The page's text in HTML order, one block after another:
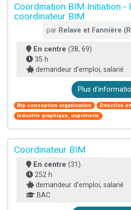
Coordination BIM Initiation -
coordinateur BIM
par Relave et Fannière
En centre (38, 69)
35 h
demandeur d’emploi, salarié
Plus
Btp conception organisation
Direction
Industrie graphique, imprimerie
Coordinateur BIM
En centre (31)
252 h
demandeur d’emploi, salarié
BAC